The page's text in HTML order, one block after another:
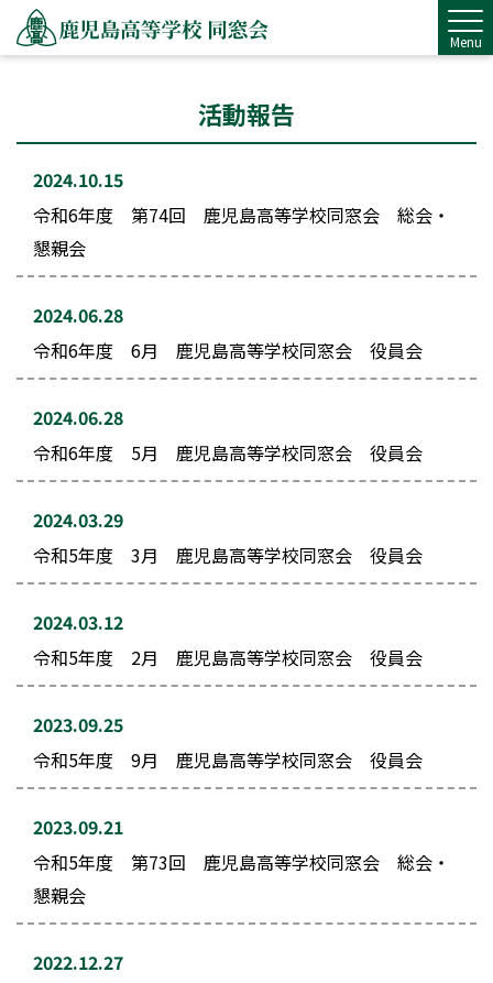
Menu
活動報告
2024.10.15
令和6年度 第74回 鹿児島高等学校同窓会 総会・
懇親会
2024.06.28
令和6年度 6月 鹿児島高等学校同窓会 役員会
2024.06.28
令和6年度 5月 鹿児島高等学校同窓会 役員会
2024.03.29
令和5年度 3月 鹿児島高等学校同窓会 役員会
2024.03.12
令和5年度 2月 鹿児島高等学校同窓会 役員会
2023.09.25
令和5年度 9月 鹿児島高等学校同窓会 役員会
2023.09.21
令和5年度 第73回 鹿児島高等学校同窓会 総会・
懇親会
2022.12.27